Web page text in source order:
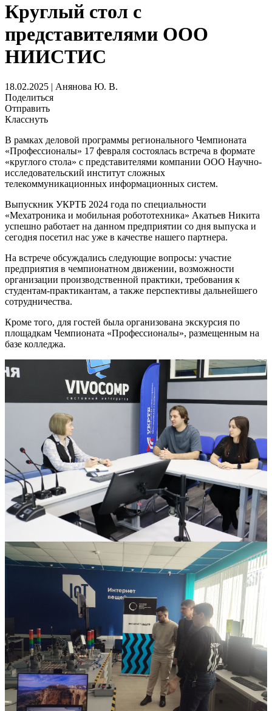
Круглый стол с
представителями ООО
НИИСТИС
18.02.2025 | Анянова Ю. В.
Поделиться
Отправить
Класснуть
В рамках деловой программы регионального Чемпионата
«Профессионалы» 17 февраля состоялась встреча в формате
«круглого стола» с представителями компании ООО Научно-
исследовательский институт сложных
телекоммуникационных информационных систем.
Выпускник УКРТБ 2024 года по специальности
«Мехатроника и мобильная робототехника» Акатьев Никита
успешно работает на данном предприятии со дня выпуска и
сегодня посетил нас уже в качестве нашего партнера.
На встрече обсуждались следующие вопросы: участие
предприятия в чемпионатном движении, возможности
организации производственной практики, требования к
студентам-практикантам, а также перспективы дальнейшего
сотрудничества.
Кроме того, для гостей была организована экскурсия по
площадкам Чемпионата «Профессионалы», размещенным на
базе колледжа.